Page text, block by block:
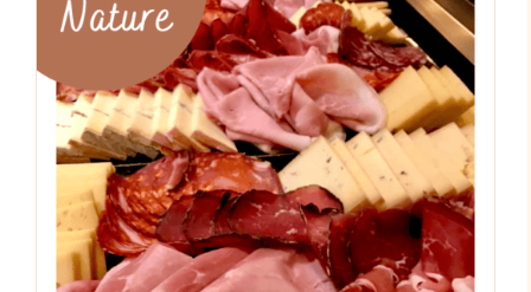
AJOUTER AU PANIER
/
DÉTAILS